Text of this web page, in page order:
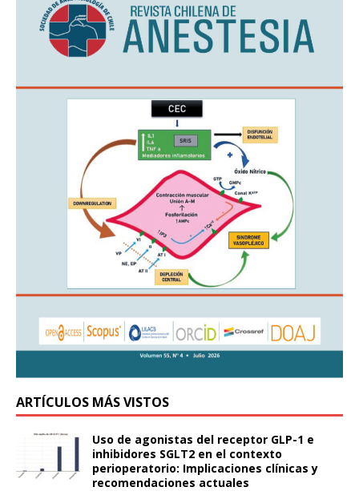
ARTÍCULOS MÁS VISTOS
Uso de agonistas del receptor GLP-1 e
inhibidores SGLT2 en el contexto
perioperatorio: Implicaciones clínicas y
recomendaciones actuales